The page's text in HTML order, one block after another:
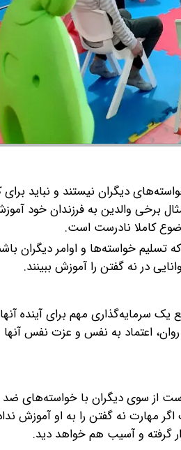
دیگران نیستند و نباید
مثال برخی والدین به فرزندان خود
کاملا نادرست است.
تسلیم خواسته‌ها و اوامر دیگران
در نه گفتن را آموزش ببینند.
سرمایه‌گذاری مهم برای آینده
اعتماد به نفس و عزت نفس آنها
از سوی دیگران با خواسته‌های ضد
مهارت نه گفتن را به او آموزش
گرفته و آسیب‌ هم خواهد دید.